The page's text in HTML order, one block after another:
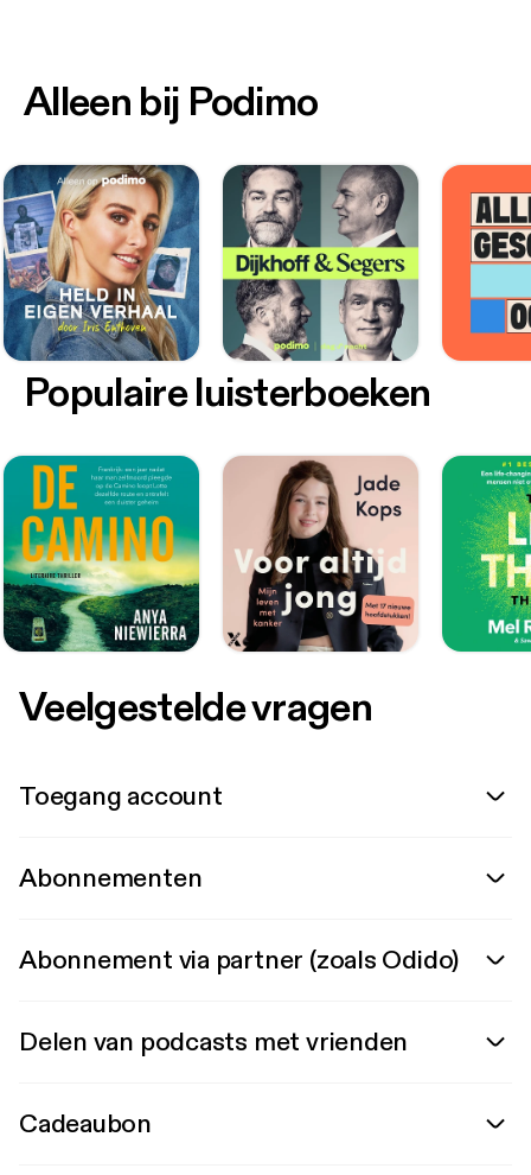
Alleen bij Podimo
Populaire luisterboeken
Veelgestelde vragen
Toegang account
Abonnementen
Abonnement via partner (zoals Odido)
Delen van podcasts met vrienden
Cadeaubon